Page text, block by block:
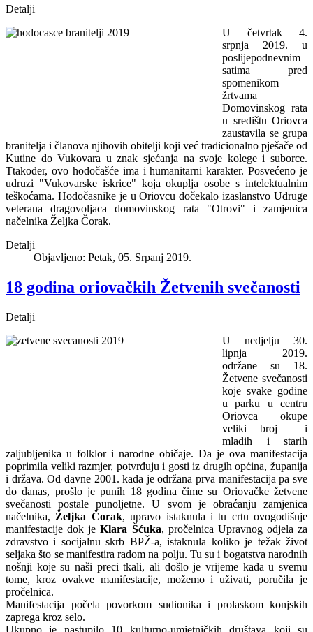
Detalji
U četvrtak 4.
srpnja 2019. u
poslijepodnevnim
satima pred
spomenikom
žrtvama
Domovinskog rata
u središtu Oriovca
zaustavila se grupa
branitelja i članova njihovih obitelji koji već tradicionalno pješače od
Kutine do Vukovara u znak sjećanja na svoje kolege i suborce.
Ttakođer, ovo hodočašće ima i humanitarni karakter. Posvećeno je
udruzi "Vukovarske iskrice" koja okuplja osobe s intelektualnim
teškoćama. Hodočasnike je u Oriovcu dočekalo izaslanstvo Udruge
veterana dragovoljaca domovinskog rata "Otrovi" i zamjenica
načelnika Željka Čorak.
Detalji
Objavljeno: Petak, 05. Srpanj 2019.
18 godina oriovačkih Žetvenih svečanosti
Detalji
U nedjelju 30.
lipnja 2019.
održane su 18.
Žetvene svečanosti
koje svake godine
u parku u centru
Oriovca okupe
veliki broj i
mladih i starih
zaljubljenika u folklor i narodne običaje. Da je ova manifestacija
poprimila veliki razmjer, potvrđuju i gosti iz drugih općina, županija
i država. Od davne 2001. kada je održana prva manifestacija pa sve
do danas, prošlo je punih 18 godina čime su Oriovačke žetvene
svečanosti postale punoljetne. U svom je obraćanju zamjenica
načelnika, Željka Čorak, upravo istaknula i tu crtu ovogodišnje
manifestacije dok jeKlara Šćuka, pročelnica Upravnog odjela za
zdravstvo i socijalnu skrb BPŽ-a, istaknula koliko je težak život
seljaka što se manifestira radom na polju. Tu su i bogatstva narodnih
nošnji koje su naši preci tkali, ali došlo je vrijeme kada u svemu
tome, kroz ovakve manifestacije, možemo i uživati, poručila je
pročelnica.
Manifestacija počela povorkom sudionika i prolaskom konjskih
zaprega kroz selo.